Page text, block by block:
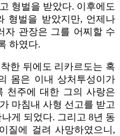
형벌을 받았다. 이후에도
형벌을 받았지만, 언제나
자 관장은 그를 어찌할 수
하였다.
한 뒤에도 리카르도는 혹
몸은 이내 상처투성이가
천주에 대한 그의 사랑은
마침내 사형 선고를 받고
게 되었다. 그리고 8년 동
질에 걸려 사망하였으니,